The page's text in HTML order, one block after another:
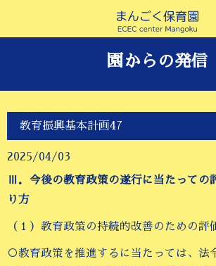
園からの発信
教育振興基本計画47
2025/04/03
Ⅲ．今後の教育政策の遂行に当たっての
り方
（１）教育政策の持続的改善のための評
○教育政策を推進するに当たっては、法